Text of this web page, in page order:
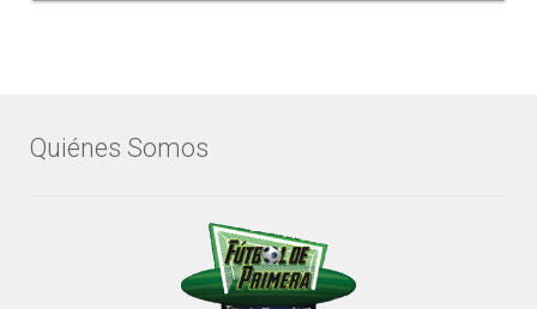
Quiénes Somos